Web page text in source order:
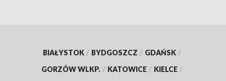
BIAŁYSTOK / BYDGOSZCZ / GDAŃSK /
GORZÓW WLKP. / KATOWICE / KIELCE /